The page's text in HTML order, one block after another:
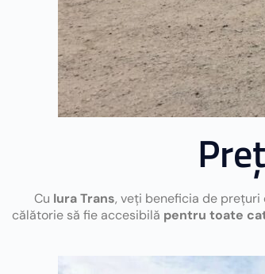
Cu Iura Trans, veți beneficia de
călătorie să fie accesibilă pentru toate